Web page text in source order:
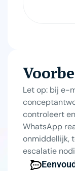
Let op: bij e-
controleert
WhatsApp
onmiddellijk,
escalatie